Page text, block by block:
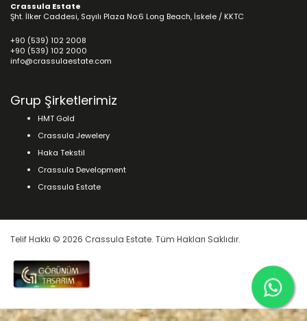
Crassula Estate
Şht. İlker Caddesi, Sayılı Plaza No:6 Long Beach, İskele / KKTC
+90 (539) 102 2008
+90 (539) 102 2000
info@crassulaestate.com
Grup Şirketlerimiz
HMT Gold
Crassula Jewelery
Haka Tekstil
Crassula Development
Crassula Estate
Telif Hakkı © 2026 Crassula Estate. Tüm Hakları Saklıdır.